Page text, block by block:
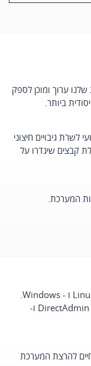
שלנו ערוך ומוכן לספק
ביותר.
לשרת גיבויים חיצוני
קבצים שיגדרו על
המערכת.
התקנה, הדרכה ותמיכה בממשקי ניהול DirectAdmin ,Cpanel ו-
להרצת המערכת